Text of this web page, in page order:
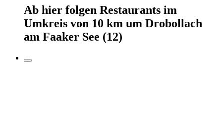
Ab hier folgen Restaurants im
Umkreis von 10 km um Drobollach
am Faaker See (12)